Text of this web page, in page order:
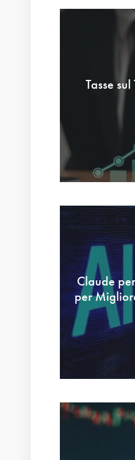
Tasse
Claude
per